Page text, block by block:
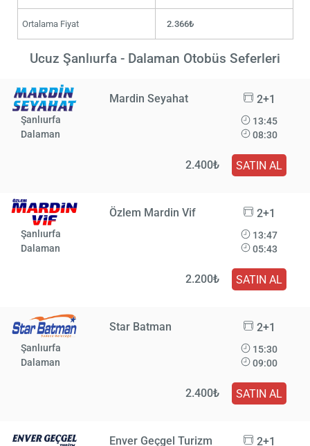
Ortalama Fiyat 2.366₺
Ucuz Şanlıurfa - Dalaman Otobüs Seferleri
Mardin Seyahat 2+1
Şanlıurfa
Dalaman
13:45
08:30
2.400₺ SATIN AL
Özlem Mardin Vif 2+1
Şanlıurfa
Dalaman
13:47
05:43
2.200₺ SATIN AL
Star Batman 2+1
Şanlıurfa
Dalaman
15:30
09:00
2.400₺ SATIN AL
Enver Geçgel Turizm 2+1